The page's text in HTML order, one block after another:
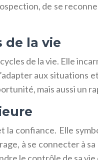
de se
de la vie
de la vie. Elle
aux situations
mais aussi un
confiance. Elle
à se connecter à